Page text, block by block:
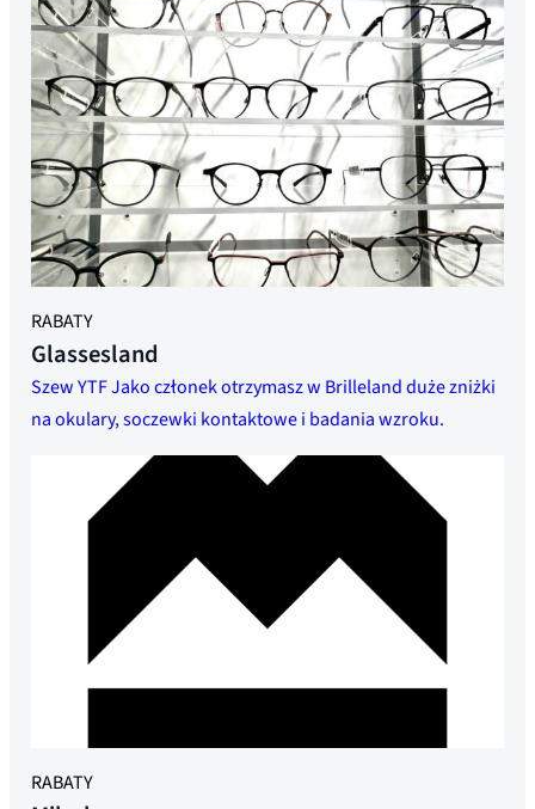
RABATY
Glassesland
Szew YTF Jako członek otrzymasz w Brilleland duże zniżki
na okulary, soczewki kontaktowe i badania wzroku.
RABATY